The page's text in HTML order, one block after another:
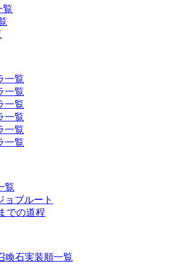
覧
一覧
一覧
一覧
一覧
一覧
一覧
覧
ョブルート
での道程
喚石実装順一覧